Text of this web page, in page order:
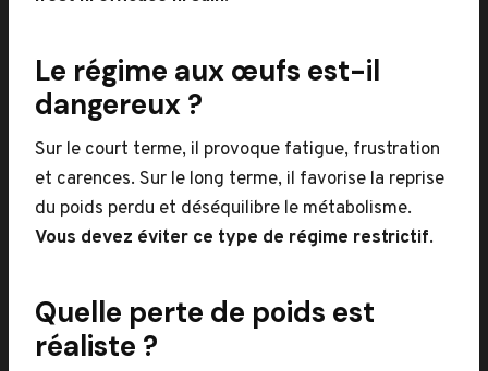
Le régime aux œufs est-il
dangereux ?
Sur le court terme, il provoque fatigue, frustration
et carences. Sur le long terme, il favorise la reprise
du poids perdu et déséquilibre le métabolisme.
Vous devez éviter ce type de régime restrictif.
Quelle perte de poids est
réaliste ?